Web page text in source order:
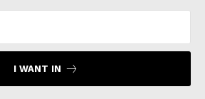
I WANT IN